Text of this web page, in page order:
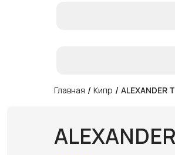
Главная / Кипр / ALEXANDER